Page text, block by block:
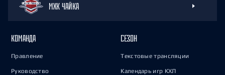
МХК ЧАЙКА
КОМАНДА
Правление
Руководство
СЕЗОН
Текстовые трансляции
Календарь игр КХЛ